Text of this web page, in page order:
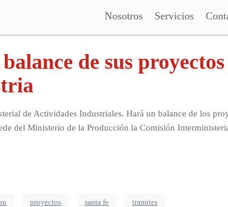
Nosotros Servicios
de sus
de Actividades Industriales. Hará un balance de los
del Ministerio de la Producción la Comisión
proyectos santa fe tramites